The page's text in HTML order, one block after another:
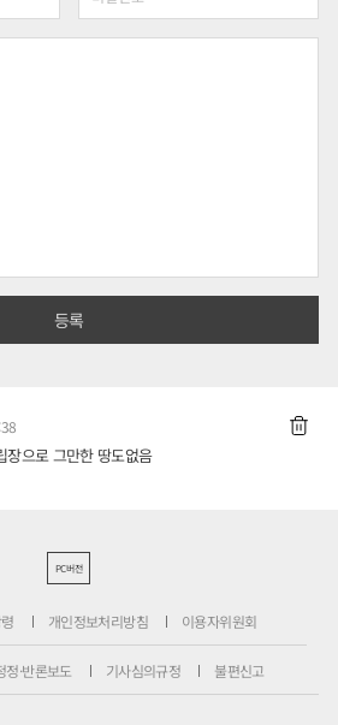
장으로 그만한 땅도없음
PC버전
개인정보처리방침 이용자위원회
정·반론보도 기사심의규정 불편신고